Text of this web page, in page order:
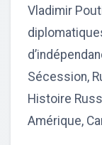
Vladimir
Sécession,
Histoire
Amérique,